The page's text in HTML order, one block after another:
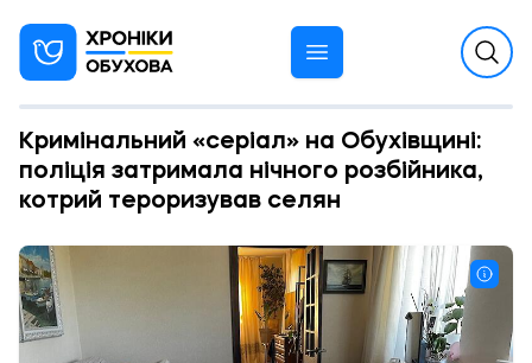
Кримінальний «серіал» на Обухівщині:
поліція затримала нічного розбійника,
котрий тероризував селян